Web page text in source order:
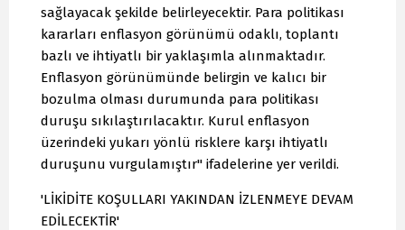
sağlayacak şekilde belirleyecektir. Para politikası
kararları enflasyon görünümü odaklı, toplantı
bazlı ve ihtiyatlı bir yaklaşımla alınmaktadır.
Enflasyon görünümünde belirgin ve kalıcı bir
bozulma olması durumunda para politikası
duruşu sıkılaştırılacaktır. Kurul enflasyon
üzerindeki yukarı yönlü risklere karşı ihtiyatlı
duruşunu vurgulamıştır" ifadelerine yer verildi.
'LİKİDİTE KOŞULLARI YAKINDAN İZLENMEYE DEVAM
EDİLECEKTİR'